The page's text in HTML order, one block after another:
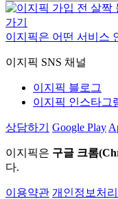
이지픽은 어떤 서비스
이지픽 SNS 채널
이지픽 블로그
이지픽 인스타그
상담하기 Google Play
이지픽은 구글 크롬
다.
이용약관 개인정보처